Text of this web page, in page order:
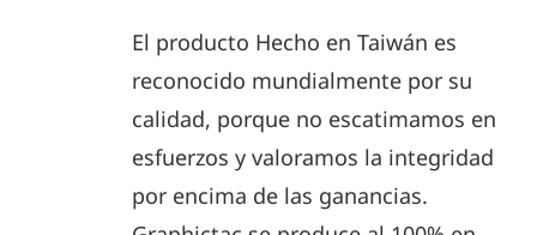
El producto Hecho en Taiwán es
reconocido mundialmente por su
calidad, porque no escatimamos en
esfuerzos y valoramos la integridad
por encima de las ganancias.